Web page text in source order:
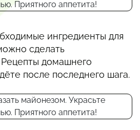
ингредиенты для
сделать
домашнего
после последнего шага.